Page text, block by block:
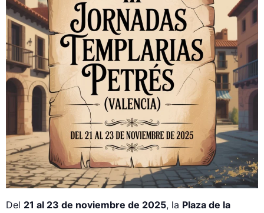
Del 21 al 23 de noviembre de 2025, la Plaza de la